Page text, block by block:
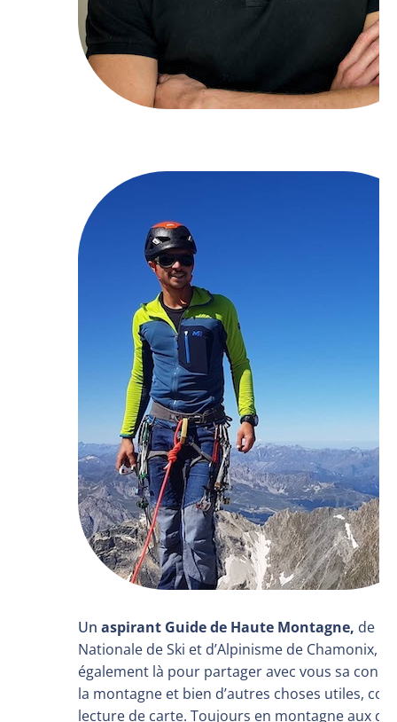
Unaspirant Guide de Haute Montagne, de
Nationale de Ski et d’Alpinisme de Chamonix,
également là pour partager avec vous sa
la montagne et bien d’autres choses utiles,
lecture de carte. Toujours en montagne aux